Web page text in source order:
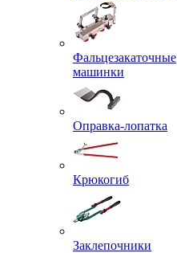
Фальцезакаточные
машинки
Оправка-лопатка
Крюкогиб
Заклепочники